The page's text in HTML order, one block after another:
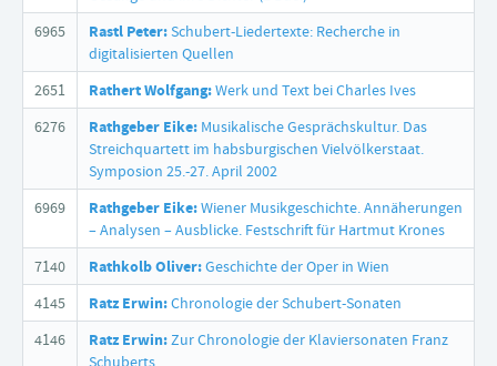
6965
Rastl Peter:Schubert-Liedertexte: Recherche in
digitalisierten Quellen
2651
Rathert Wolfgang:Werk und Text bei Charles Ives
6276
Rathgeber Eike: Musikalische Gesprächskultur. Das
Streichquartett im habsburgischen Vielvölkerstaat.
Symposion 25.-27. April 2002
6969
Rathgeber Eike:Wiener Musikgeschichte. Annäherungen
– Analysen – Ausblicke. Festschrift für Hartmut Krones
7140
Rathkolb Oliver:Geschichte der Oper in Wien
4145
Ratz Erwin:Chronologie der Schubert-Sonaten
4146
Ratz Erwin:Zur Chronologie der Klaviersonaten Franz
Schuberts